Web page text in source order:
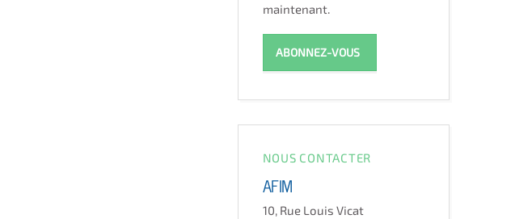
maintenant.
ABONNEZ-VOUS
NOUS CONTACTER
AFIM
10, Rue Louis Vicat